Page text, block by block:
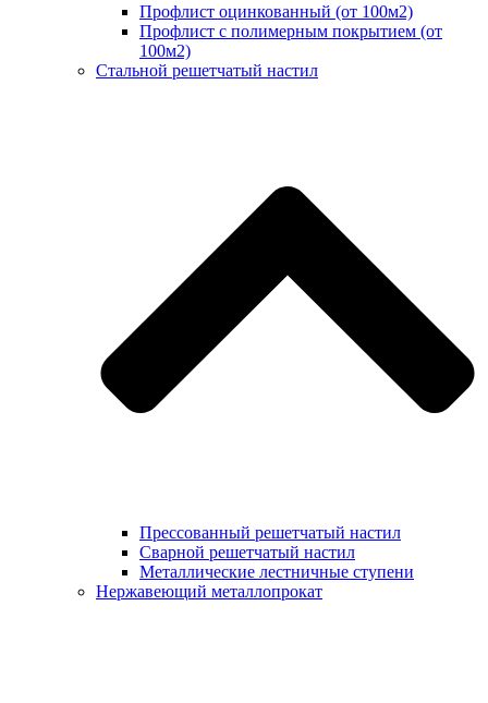
Профлист оцинкованный (от 100м2)
Профлист с полимерным покрытием (от
100м2)
Стальной решетчатый настил
Прессованный решетчатый настил
Сварной решетчатый настил
Металлические лестничные ступени
Нержавеющий металлопрокат